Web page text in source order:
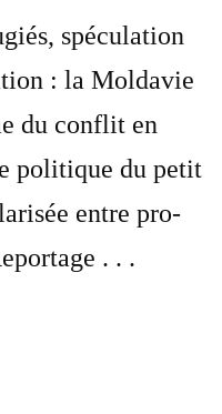
spéculation
: la Moldavie
du conflit en
politique du petit
entre pro-
. . .